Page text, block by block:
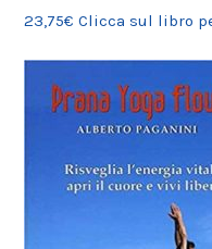
23,75€ Clicca sul libro